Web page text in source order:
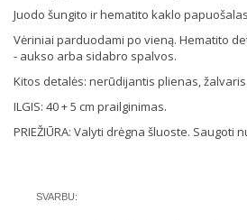
Juodo šungito ir hematito kaklo
Vėriniai parduodami po vieną. Hematito
- aukso arba sidabro spalvos.
Kitos detalės: nerūdijantis plienas, žalvaris.
ILGIS: 40 + 5 cm prailginimas.
PRIEŽIŪRA: Valyti drėgna šluoste. Saugoti
SVARBU: